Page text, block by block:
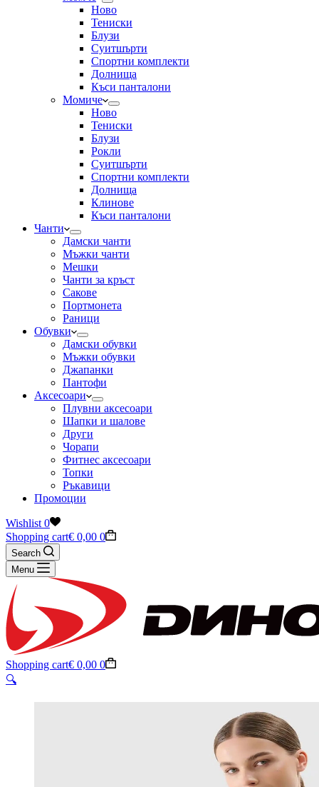
Ново
Тениски
Блузи
Суитшърти
Спортни комплекти
Долнища
Къси панталони
Момиче
Ново
Тениски
Блузи
Рокли
Суитшърти
Спортни комплекти
Долнища
Клинове
Къси панталони
Чанти
Дамски чанти
Мъжки чанти
Мешки
Чанти за кръст
Сакове
Портмонета
Раници
Обувки
Дамски обувки
Мъжки обувки
Джапанки
Пантофи
Аксесоари
Плувни аксесоари
Шапки и шалове
Други
Чорапи
Фитнес аксесоари
Топки
Ръкавици
Промоции
Wishlist 0
Shopping cart€ 0,00 0
Search
Menu
Shopping cart€ 0,00 0
🔍